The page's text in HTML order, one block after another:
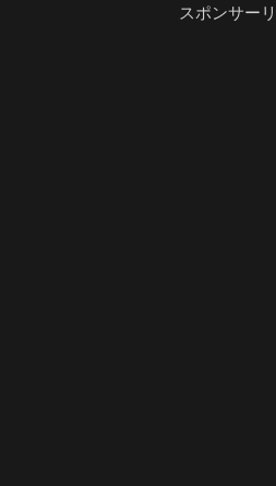
スポンサー